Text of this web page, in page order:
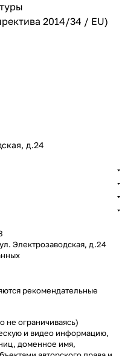
2014/34 / EU)
д.24
Электрозаводская, д.24
рекомендательные
не ограничиваясь)
и видео информацию,
доменное имя,